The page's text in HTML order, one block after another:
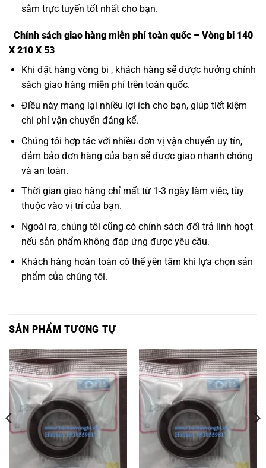
sắm trực tuyến tốt nhất cho bạn.
Chính sách giao hàng miễn phí toàn quốc – Vòng bi 140
X 210 X 53
Khi đặt hàng vòng bi , khách hàng sẽ được hưởng chính
sách giao hàng miễn phí trên toàn quốc.
Điều này mang lại nhiều lợi ích cho bạn, giúp tiết kiệm
chi phí vận chuyển đáng kể.
Chúng tôi hợp tác với nhiều đơn vị vận chuyển uy tín,
đảm bảo đơn hàng của bạn sẽ được giao nhanh chóng
và an toàn.
Thời gian giao hàng chỉ mất từ 1-3 ngày làm việc, tùy
thuộc vào vị trí của bạn.
Ngoài ra, chúng tôi cũng có chính sách đổi trả linh hoạt
nếu sản phẩm không đáp ứng được yêu cầu.
Khách hàng hoàn toàn có thể yên tâm khi lựa chọn sản
phẩm của chúng tôi.
SẢN PHẨM TƯƠNG TỰ